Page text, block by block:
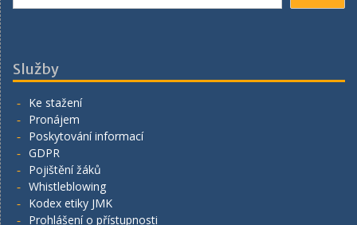
Služby
Ke stažení
Pronájem
Poskytování informací
GDPR
Pojištění žáků
Whistleblowing
Kodex etiky JMK
Prohlášení o přístupnosti